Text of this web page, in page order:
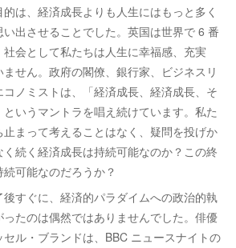
は、経済成長よりも人生にはもっと多く
出させることでした。英国は世界で 6 番
会として私たちは人生に幸福感、充実
せん。政府の閣僚、銀行家、ビジネスリ
ノミストは、「経済成長、経済成長、そ
いうマントラを唱え続けています。私た
まって考えることはなく、疑問を投げか
続く経済成長は持続可能なのか？この終
可能なのだろうか？
すぐに、経済的パラダイムへの政治的執
たのは偶然ではありませんでした。俳優
ル・ブランドは、BBC ニュースナイトの